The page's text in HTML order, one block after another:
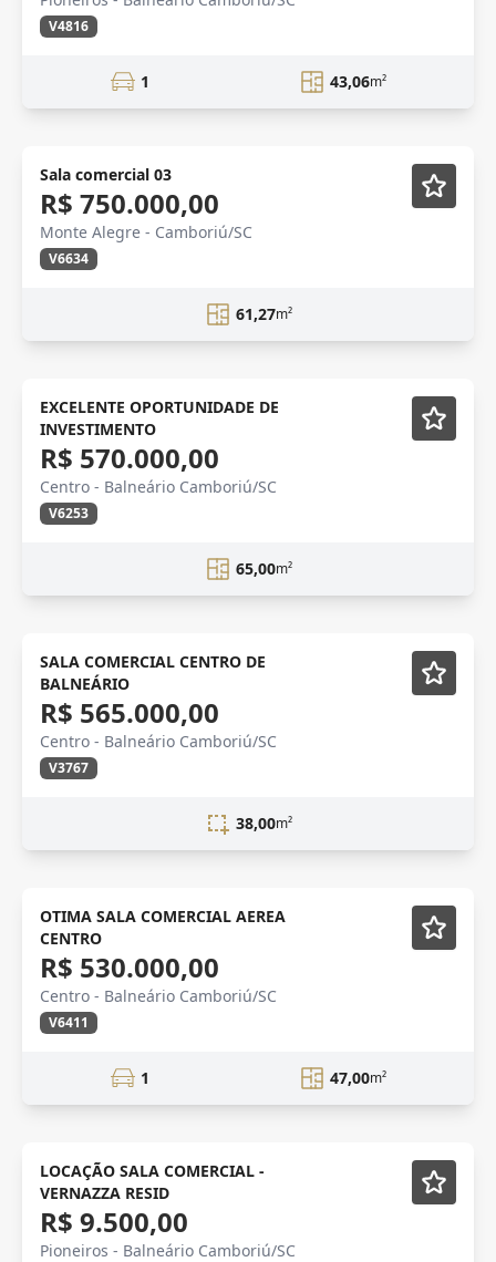
V4816
1 43,06m²
Sala comercial 03
R$ 750.000,00
Monte Alegre - Camboriú/SC
V6634
61,27m²
ALTO PADRÃO Mobiliado
EXCELENTE OPORTUNIDADE DE
INVESTIMENTO
R$ 570.000,00
Centro - Balneário Camboriú/SC
V6253
65,00m²
OPORTUNIDADE
SALA COMERCIAL CENTRO DE
BALNEÁRIO
R$ 565.000,00
Centro - Balneário Camboriú/SC
V3767
38,00m²
CENTRO
OTIMA SALA COMERCIAL AEREA
CENTRO
R$ 530.000,00
Centro - Balneário Camboriú/SC
V6411
1 47,00m²
Novidade
LOCAÇÃO SALA COMERCIAL -
VERNAZZA RESID
R$ 9.500,00
Pioneiros - Balneário Camboriú/SC